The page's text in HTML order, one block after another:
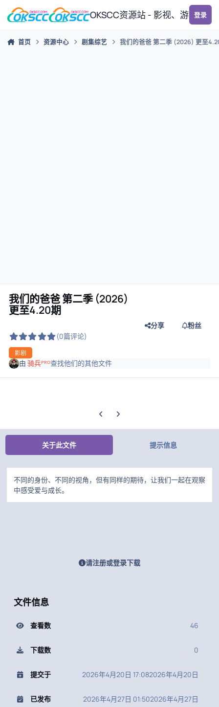
跳转到帖子
OKSCC资源站 - 影视、游戏、
登录
首页 资源中心 剧集综艺 我们的爸爸 第二季 (2026) 更至
我们的爸爸 第二季 (2026)
更至4.20期
(0篇评论)
影剧
分享 粉丝
由骑兵ᴾᴿᴼ查找他们的其他文件
上一张轮播幻灯片
下一张轮播幻灯片
关于此文件 提示信息
不同的身份、不同的视角，但有同样的期待，让我们一起在观察
中感受爱与成长。
请注册或登录下载
文件信息
查看数 46
下载数 0
提交于 2026年4月20日 17:082026年4月20日
已发布 2026年4月27日 01:502026年4月27日